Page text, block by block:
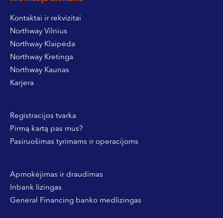
Kontaktai ir rekvizitai
Northway Vilnius
Northway Klaipėda
Northway Kretinga
Northway Kaunas
Karjera
Registracijos tvarka
Pirmą kartą pas mus?
Pasiruošimas tyrimams ir operacijoms
Apmokėjimas ir draudimas
Inbank lizingas
General Financing banko medlizingas